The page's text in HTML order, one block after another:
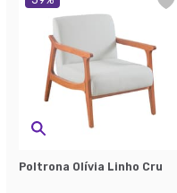
Poltrona Olívia Linho Cru